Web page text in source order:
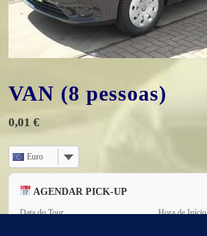
VAN (8 pessoas)
0,01 €
Euro
AGENDAR PICK-UP
Data do Tour Hora de Início